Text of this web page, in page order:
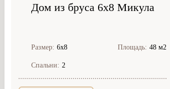
Дом из бруса 6x8 Микула
Размер: 6х8 Площадь: 48 м2
Спальни: 2